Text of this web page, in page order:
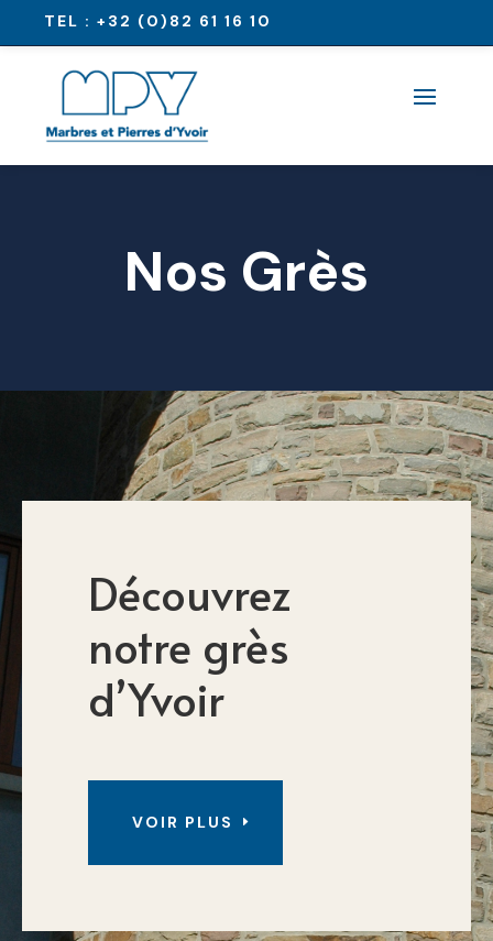
TEL : +32 (0)82 61 16 10
Nos Grès
Découvrez
notre grès
d’Yvoir
VOIR PLUS